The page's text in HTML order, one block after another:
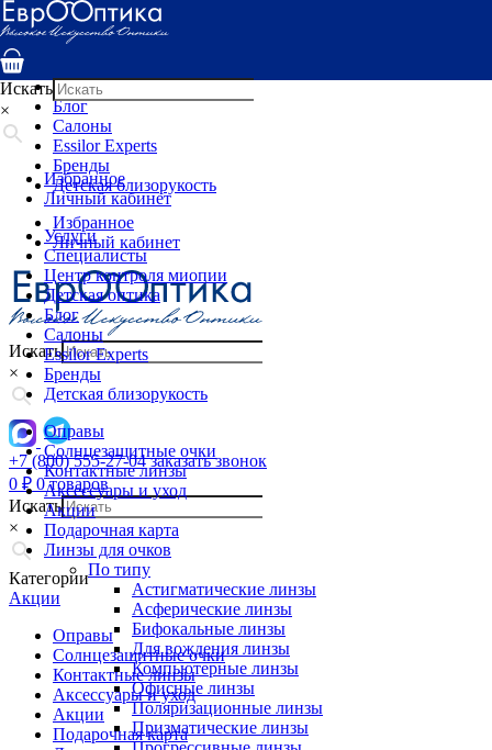
Услуги
Специалисты
Детская оптика
Блог
Салоны
Essilor Experts
Бренды
Детская близорукость
Избранное
Личный кабинет
Искать
×
+7 (800) 555-27-04 заказать звонок
0 ₽ 0 товаров
Искать
×
Категории
Акции
Оправы
Солнцезащитные очки
Контактные линзы
Аксессуары и уход
Акции
Подарочная карта
Искать
×
Избранное
Личный кабинет
Услуги
Специалисты
Центр контроля миопии
Детская оптика
Блог
Салоны
Essilor Experts
Бренды
Детская близорукость
Оправы
Солнцезащитные очки
Контактные линзы
Аксессуары и уход
Акции
Подарочная карта
Линзы для очков
По типу
Астигматические линзы
Асферические линзы
Бифокальные линзы
Для вождения линзы
Компьютерные линзы
Офисные линзы
Поляризационные линзы
Призматические линзы